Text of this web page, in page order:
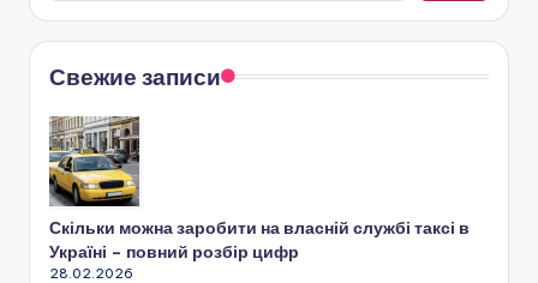
Свежие записи
Скільки можна заробити на власній службі таксі в
Україні – повний розбір цифр
28.02.2026